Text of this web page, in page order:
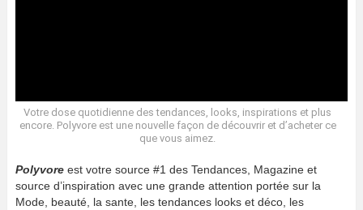
Votre dose quotidienne des tendances, looks, inspirations et plus
encore. Polyvore est une nouvelle façon de découvrir et d’acheter ce
que vous aimez.
Polyvore est votre source #1 des Tendances, Magazine et
source d’inspiration avec une grande attention portée sur la
Mode, beauté, la sante, les tendances looks et déco, les